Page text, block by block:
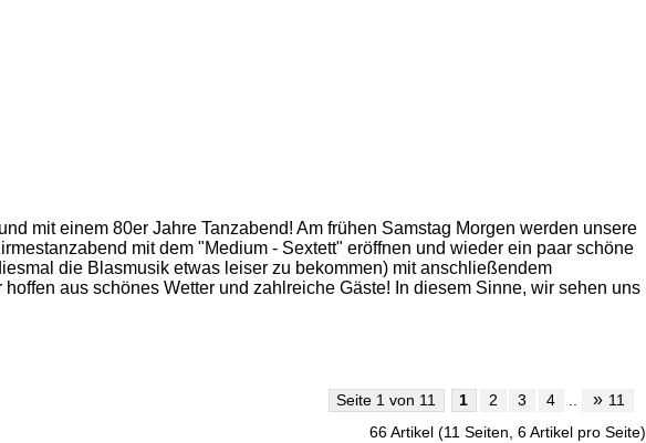
mit einem 80er Jahre Tanzabend! Am frühen Samstag Morgen werden unsere
mit dem "Medium - Sextett" eröffnen und wieder ein paar schöne
die Blasmusik etwas leiser zu bekommen) mit anschließendem
aus schönes Wetter und zahlreiche Gäste! In diesem Sinne, wir sehen uns
Seite 1 von 11 1 2 3 4 .. » 11
66 Artikel (11 Seiten, 6 Artikel pro Seite)